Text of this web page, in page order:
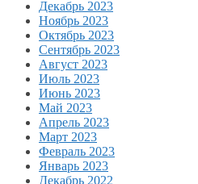
Декабрь 2023
Ноябрь 2023
Октябрь 2023
Сентябрь 2023
Август 2023
Июль 2023
Июнь 2023
Май 2023
Апрель 2023
Март 2023
Февраль 2023
Январь 2023
Декабрь 2022